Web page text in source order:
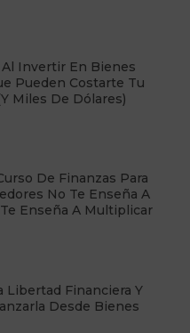
Invertir En Bienes
Pueden Costarte Tu
Miles De Dólares)
De Finanzas Para
No Te Enseña A
Enseña A Multiplicar
Libertad Financiera Y
Desde Bienes